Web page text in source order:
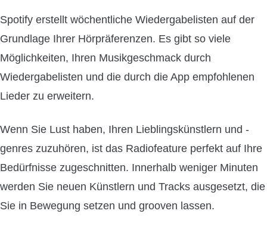
Spotify erstellt wöchentliche Wiedergabelisten auf der
Grundlage Ihrer Hörpräferenzen. Es gibt so viele
Möglichkeiten, Ihren Musikgeschmack durch
Wiedergabelisten und die durch die App empfohlenen
Lieder zu erweitern.
Wenn Sie Lust haben, Ihren Lieblingskünstlern und -
genres zuzuhören, ist das Radiofeature perfekt auf Ihre
Bedürfnisse zugeschnitten. Innerhalb weniger Minuten
werden Sie neuen Künstlern und Tracks ausgesetzt, die
Sie in Bewegung setzen und grooven lassen.